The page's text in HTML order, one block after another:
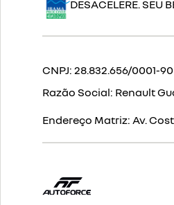
DESACELERE. SEU
CNPJ: 28.832.656/0001-90
Razão Social: Renault
Endereço Matriz: Av.